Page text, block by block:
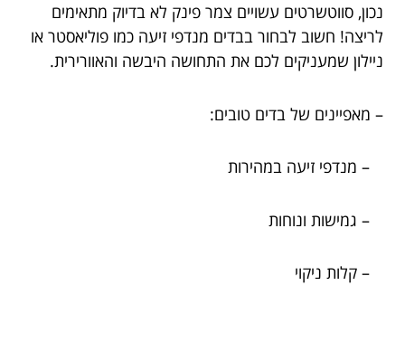
נכון, סווטשרטים עשויים צמר פינק לא בדיוק מתאימים
לריצה! חשוב לבחור בבדים מנדפי זיעה כמו פוליאסטר או
ניילון שמעניקים לכם את התחושה היבשה והאוורירית.
– מאפיינים של בדים טובים:
– מנדפי זיעה במהירות
– גמישות ונוחות
– קלות ניקוי